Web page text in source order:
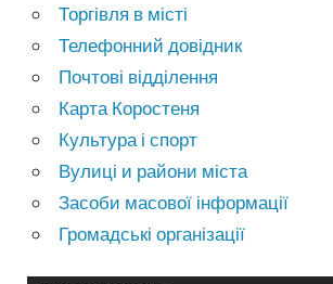
Торгівля в місті
Телефонний довідник
Почтові відділення
Карта Коростеня
Культура і спорт
Вулиці и райони міста
Засоби масової інформації
Громадські організації